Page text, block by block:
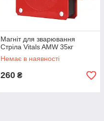
Магніт для зварювання
Стріла Vitals AMW 35кг
Немає в наявності
260 ₴